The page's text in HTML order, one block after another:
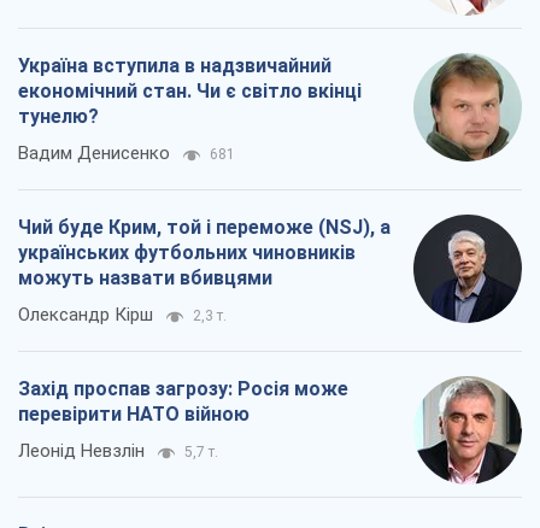
Україна вступила в надзвичайний
економічний стан. Чи є світло вкінці
тунелю?
Вадим Денисенко 681
Чий буде Крим, той і переможе (NSJ), а
українських футбольних чиновників
можуть назвати вбивцями
Олександр Кірш 2,3 т.
Захід проспав загрозу: Росія може
перевірити НАТО війною
Леонід Невзлін 5,7 т.